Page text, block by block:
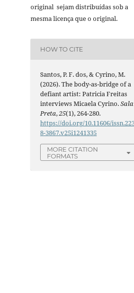
original sejam distribuídas sob a
mesma licença que o original.
HOW TO CITE
Santos, P. F. dos, & Cyrino, M.
(2026). The body-as-bridge of a
defiant artist: Patricia Freitas
interviews Micaela Cyrino.Sala
Preta,25(1), 264-280.
https://doi.org/10.11606/
8-3867.v25i1241335
MORE CITATION
FORMATS